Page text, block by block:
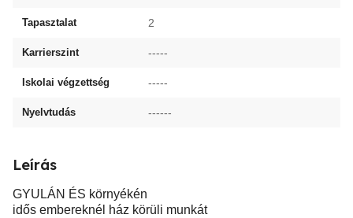
Tapasztalat 2
Karrierszint -----
Iskolai végzettség -----
Nyelvtudás ------
Leírás
GYULÁN ÉS környékén
idős embereknél ház körüli munkát